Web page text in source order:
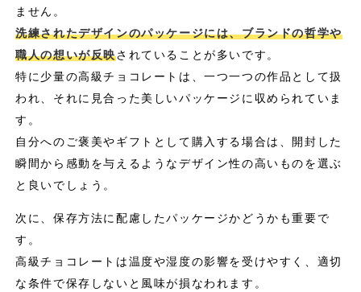
ません。
洗練されたデザインのパッケージには、ブランドの哲学や
職人の想いが反映されていることが多いです。
特に少量の高級チョコレートは、一つ一つの作品として扱
われ、それに見合った美しいパッケージに収められていま
す。
自分へのご褒美やギフトとして購入する場合は、開封した
瞬間から感動を与えるようなデザイン性の高いものを選ぶ
と良いでしょう。
次に、保存方法に配慮したパッケージかどうかも重要で
す。
高級チョコレートは温度や湿度の影響を受けやすく、適切
な条件で保存しないと風味が損なわれます。